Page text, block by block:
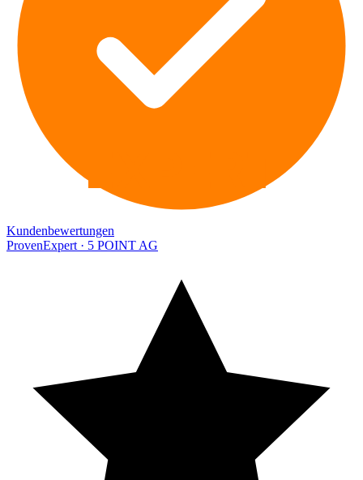
EXPERT
Kundenbewertungen
ProvenExpert · 5 POINT AG